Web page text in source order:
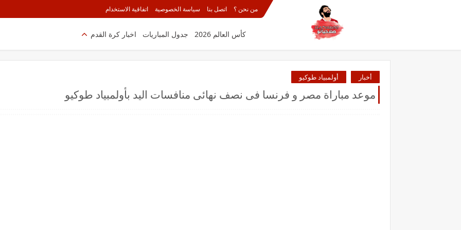
من نحن ؟ اتصل بنا سياسة الخصوصية اتفاقية الاستخدام
كأس العالم 2026 جدول المباريات اخبار كرة القدم
أخبار أولمبياد طوكيو
موعد مباراة مصر و فرنسا فى نصف نهائى منافسات اليد بأولمبياد طوكيو